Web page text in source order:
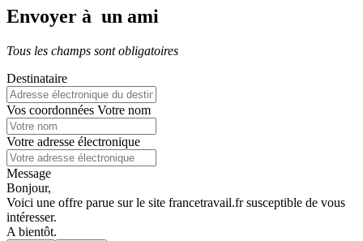
Envoyer à un ami
Tous les champs sont obligatoires
Destinataire
Vos coordonnées Votre nom
Votre adresse électronique
Message
Bonjour,
Voici une offre parue sur le site francetravail.fr susceptible de vous
intéresser.
A bientôt.